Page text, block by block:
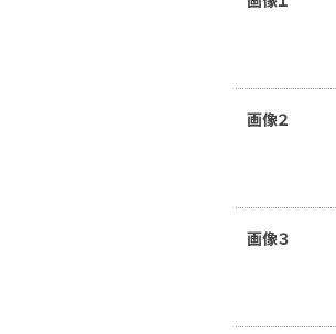
画像２
画像３